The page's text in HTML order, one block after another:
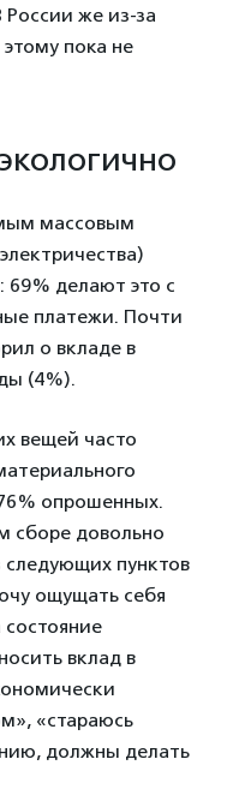
России же из-за
пока не
массовым
69% делают это с
платежи. Почти
о вкладе в
(4%).
вещей часто
опрошенных.
сборе довольно
пунктов
ощущать себя
вклад в
«стараюсь
должны делать